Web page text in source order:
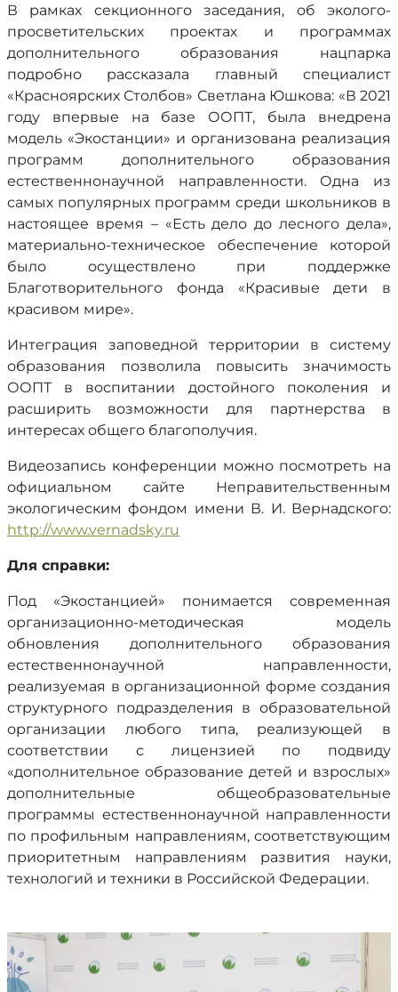
В рамках секционного заседания, об эколого-
просветительских проектах и программах
дополнительного образования нацпарка
подробно рассказала главный специалист
«Красноярских Столбов» Светлана Юшкова: «В 2021
году впервые на базе ООПТ, была внедрена
модель «Экостанции» и организована реализация
программ дополнительного образования
естественнонаучной направленности. Одна из
самых популярных программ среди школьников в
настоящее время – «Есть дело до лесного дела»,
материально-техническое обеспечение которой
было осуществлено при поддержке
Благотворительного фонда «Красивые дети в
красивом мире».
Интеграция заповедной территории в систему
образования позволила повысить значимость
ООПТ в воспитании достойного поколения и
расширить возможности для партнерства в
интересах общего благополучия.
Видеозапись конференции можно посмотреть на
официальном сайте Неправительственным
экологическим фондом имени В. И. Вернадского:
http://www.vernadsky.ru
Для справки:
Под «Экостанцией» понимается современная
организационно-методическая модель
обновления дополнительного образования
естественнонаучной направленности,
реализуемая в организационной форме создания
структурного подразделения в образовательной
организации любого типа, реализующей в
соответствии с лицензией по подвиду
«дополнительное образование детей и взрослых»
дополнительные общеобразовательные
программы естественнонаучной направленности
по профильным направлениям, соответствующим
приоритетным направлениям развития науки,
технологий и техники в Российской Федерации.